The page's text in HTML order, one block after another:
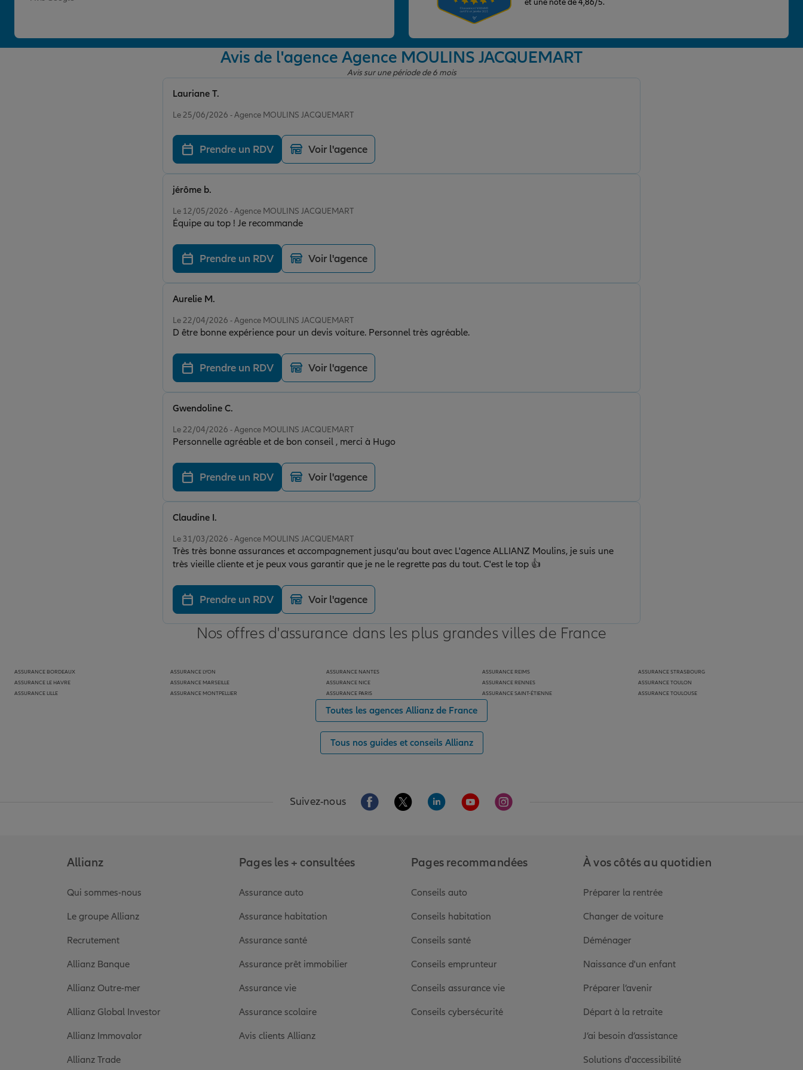
Avis de l'agence Agence MOULINS JACQUEMART
Avis sur une période de 6 mois
Le 25/06/2026 - Agence MOULINS JACQUEMART
Lauriane T.
Prendre un RDV Voir l'agence
Le 12/05/2026 - Agence MOULINS JACQUEMART
Équipe au top ! Je recommande
jérôme b.
Prendre un RDV Voir l'agence
Le 22/04/2026 - Agence MOULINS JACQUEMART
D être bonne expérience pour un devis voiture. Personnel très agréable.
Aurelie M.
Prendre un RDV Voir l'agence
Le 22/04/2026 - Agence MOULINS JACQUEMART
Personnelle agréable et de bon conseil , merci à Hugo
Gwendoline C.
Prendre un RDV Voir l'agence
Le 31/03/2026 - Agence MOULINS JACQUEMART
Très très bonne assurances et accompagnement jusqu'au bout avec L'agence ALLIANZ Moulins, je suis une
très vieille cliente et je peux vous garantir que je ne le regrette pas du tout. C'est le top 👍
Claudine I.
Prendre un RDV Voir l'agence
Nos offres d'assurance dans les plus grandes villes de France
ASSURANCE BORDEAUX
ASSURANCE LE HAVRE
ASSURANCE LILLE
ASSURANCE LYON
ASSURANCE MARSEILLE
ASSURANCE MONTPELLIER
ASSURANCE NANTES
ASSURANCE NICE
ASSURANCE PARIS
ASSURANCE REIMS
ASSURANCE RENNES
ASSURANCE SAINT-ÉTIENNE
ASSURANCE STRASBOURG
ASSURANCE TOULON
ASSURANCE TOULOUSE
Toutes les agences Allianz de France
Tous nos guides et conseils Allianz
Suivez-nous Aller sur la page Facebook de Allianz
Aller sur la page Twitter de Allianz
Aller sur la page Linkedin de Allianz
Aller sur la page Youtube de Allianz
Aller sur la page Instagram de Allianz
Allianz
Qui sommes-nous
Le groupe Allianz
Recrutement
Allianz Banque
Allianz Outre-mer
Allianz Global Investor
Allianz Immovalor
Allianz Trade
Pages les + consultées
Assurance auto
Assurance habitation
Assurance santé
Assurance prêt immobilier
Assurance vie
Assurance scolaire
Avis clients Allianz
Pages recommandées
Conseils auto
Conseils habitation
Conseils santé
Conseils emprunteur
Conseils assurance vie
Conseils cybersécurité
À vos côtés au quotidien
Préparer la rentrée
Changer de voiture
Déménager
Naissance d'un enfant
Préparer l’avenir
Départ à la retraite
J’ai besoin d’assistance
Solutions d'accessibilité